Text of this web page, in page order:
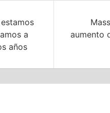
a
años
aumento